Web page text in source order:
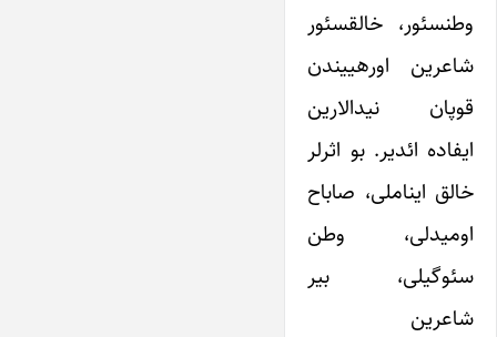
وطن‎سئور، خالق‎سئور
شاعرین اوره‎ییندن
قوپان نیدالارین
ایفاده ائدیر. بو اثرلر
خالق ایناملی، صاباح
اومیدلی، وطن
سئوگی‎لی، بیر
شاعرین